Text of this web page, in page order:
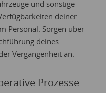
und sonstige
deiner
Personal. Sorgen über
deines
Vergangenheit an.
Prozesse